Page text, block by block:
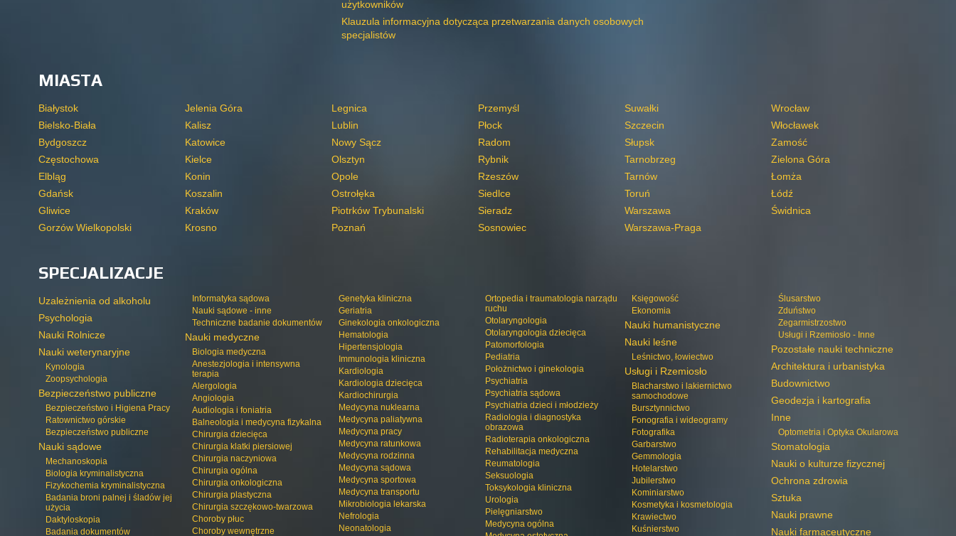
użytkowników
Klauzula informacyjna dotycząca przetwarzania danych osobowych
specjalistów
MIASTA
Białystok
Bielsko-Biała
Bydgoszcz
Częstochowa
Elbląg
Gdańsk
Gliwice
Gorzów Wielkopolski
Jelenia Góra
Kalisz
Katowice
Kielce
Konin
Koszalin
Kraków
Krosno
Legnica
Lublin
Nowy Sącz
Olsztyn
Opole
Ostrołęka
Piotrków Trybunalski
Poznań
Przemyśl
Płock
Radom
Rybnik
Rzeszów
Siedlce
Sieradz
Sosnowiec
Suwałki
Szczecin
Słupsk
Tarnobrzeg
Tarnów
Toruń
Warszawa
Warszawa-Praga
Wrocław
Włocławek
Zamość
Zielona Góra
Łomża
Łódź
Świdnica
SPECJALIZACJE
Uzależnienia od alkoholu
Psychologia
Nauki Rolnicze
Nauki weterynaryjne
Kynologia
Zoopsychologia
Bezpieczeństwo publiczne
Bezpieczeństwo i Higiena Pracy
Ratownictwo górskie
Bezpieczeństwo publiczne
Nauki sądowe
Mechanoskopia
Biologia kryminalistyczna
Fizykochemia kryminalistyczna
Badania broni palnej i śladów jej
użycia
Daktyloskopia
Badania dokumentów
Informatyka sądowa
Nauki sądowe - inne
Techniczne badanie dokumentów
Nauki medyczne
Biologia medyczna
Anestezjologia i intensywna
terapia
Alergologia
Angiologia
Audiologia i foniatria
Balneologia i medycyna fizykalna
Chirurgia dziecięca
Chirurgia klatki piersiowej
Chirurgia naczyniowa
Chirurgia ogólna
Chirurgia onkologiczna
Chirurgia plastyczna
Chirurgia szczękowo-twarzowa
Choroby płuc
Choroby wewnętrzne
Genetyka kliniczna
Geriatria
Ginekologia onkologiczna
Hematologia
Hipertensjologia
Immunologia kliniczna
Kardiologia
Kardiologia dziecięca
Kardiochirurgia
Medycyna nuklearna
Medycyna paliatywna
Medycyna pracy
Medycyna ratunkowa
Medycyna rodzinna
Medycyna sądowa
Medycyna sportowa
Medycyna transportu
Mikrobiologia lekarska
Nefrologia
Neonatologia
Ortopedia i traumatologia narządu
ruchu
Otolaryngologia
Otolaryngologia dziecięca
Patomorfologia
Pediatria
Położnictwo i ginekologia
Psychiatria
Psychiatria sądowa
Psychiatria dzieci i młodzieży
Radiologia i diagnostyka
obrazowa
Radioterapia onkologiczna
Rehabilitacja medyczna
Reumatologia
Seksuologia
Toksykologia kliniczna
Urologia
Pielęgniarstwo
Medycyna ogólna
Księgowość
Ekonomia
Nauki humanistyczne
Nauki leśne
Leśnictwo, łowiectwo
Usługi i Rzemiosło
Blacharstwo i lakiernictwo
samochodowe
Bursztynnictwo
Fonografia i wideogramy
Fotografika
Garbarstwo
Gemmologia
Hotelarstwo
Jubilerstwo
Kominiarstwo
Kosmetyka i kosmetologia
Krawiectwo
Kuśnierstwo
Ślusarstwo
Zduństwo
Zegarmistrzostwo
Usługi i Rzemiosło - Inne
Pozostałe nauki techniczne
Architektura i urbanistyka
Budownictwo
Geodezja i kartografia
Inne
Optometria i Optyka Okularowa
Stomatologia
Nauki o kulturze fizycznej
Ochrona zdrowia
Sztuka
Nauki prawne
Nauki farmaceutyczne